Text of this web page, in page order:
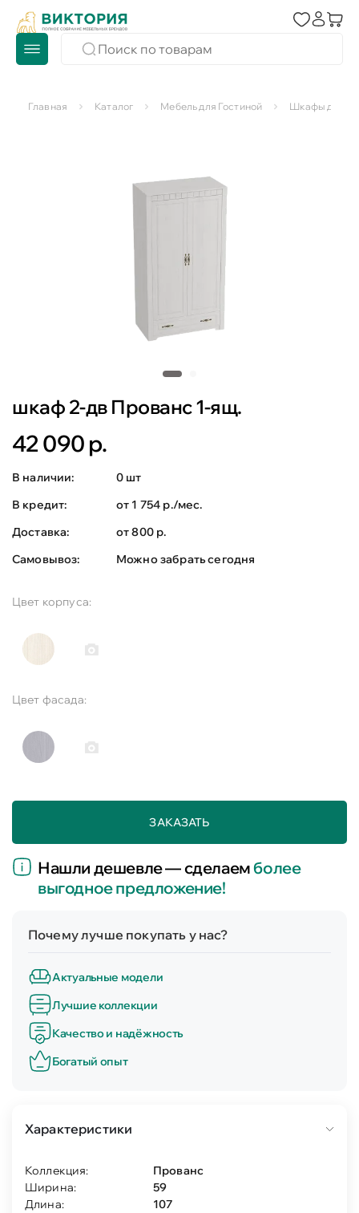
Главная Каталог Мебель для Гостиной Шкафы для
шкаф 2-дв Прованс 1-ящ.
42 090 р.
В наличии:
0 шт
В кредит:
от 1 754 р./мес.
Доставка:
от 800 р.
Самовывоз:
Можно забрать сегодня
Цвет корпуса:
Цвет фасада:
ЗАКАЗАТЬ
Нашли дешевле — сделаемболее
выгодное предложение!
Почему лучше покупать у нас?
Актуальные модели
Лучшие коллекции
Качество и надёжность
Богатый опыт
Характеристики
Коллекция:
Прованс
Ширина:
59
Длина:
107